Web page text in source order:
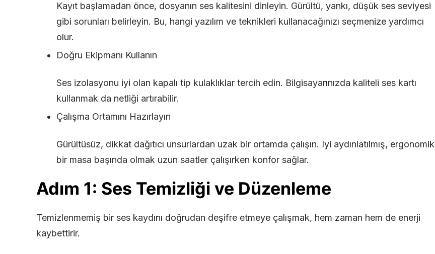
Kayıt başlamadan önce, dosyanın ses kalitesini dinleyin. Gürültü, yankı, düşük ses seviyesi
gibi sorunları belirleyin. Bu, hangi yazılım ve teknikleri kullanacağınızı seçmenize yardımcı
olur.
Doğru Ekipmanı Kullanın
Ses izolasyonu iyi olan kapalı tip kulaklıklar tercih edin. Bilgisayarınızda kaliteli ses kartı
kullanmak da netliği artırabilir.
Çalışma Ortamını Hazırlayın
Gürültüsüz, dikkat dağıtıcı unsurlardan uzak bir ortamda çalışın. Iyi aydınlatılmış, ergonomik
bir masa başında olmak uzun saatler çalışırken konfor sağlar.
Adım 1: Ses Temizliği ve Düzenleme
Temizlenmemiş bir ses kaydını doğrudan deşifre etmeye çalışmak, hem zaman hem de enerji
kaybettirir.